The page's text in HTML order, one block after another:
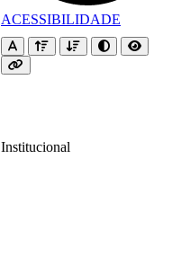
ACESSIBILIDADE
Institucional